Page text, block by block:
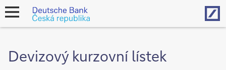
open
Devizový kurzovní lístek